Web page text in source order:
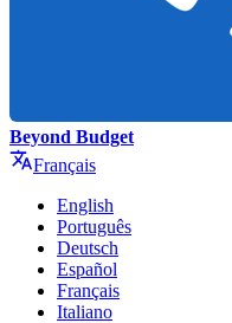
Beyond Budget
Français
English
Português
Deutsch
Español
Français
Italiano